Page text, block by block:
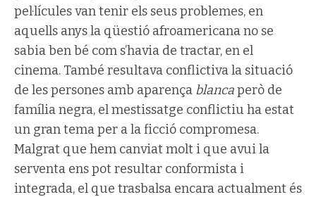
pel·lícules van tenir els seus problemes, en
aquells anys la qüestió afroamericana no se
sabia ben bé com s’havia de tractar, en el
cinema. També resultava conflictiva la situació
de les persones amb aparença blancaperò de
família negra, el mestissatge conflictiu ha estat
un gran tema per a la ficció compromesa.
Malgrat que hem canviat molt i que avui la
serventa ens pot resultar conformista i
integrada, el que trasbalsa encara actualment és